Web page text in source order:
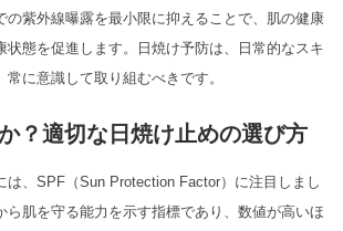
の紫外線曝露を最小限に抑えることで、肌の健康
状態を促進します。日焼け予防は、日常的なスキ
常に意識して取り組むべきです。
？適切な日焼け止めの選び方
は、SPF（Sun Protection Factor）に注目しまし
ら肌を守る能力を示す指標であり、数値が高いほ